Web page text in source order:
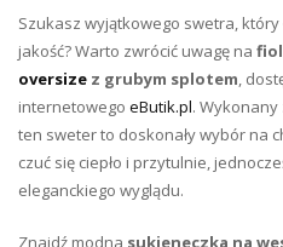
Szukasz wyjątkowego swetra,
jakość? Warto zwrócić uwagę na
oversize z grubym splotem ,
internetowego eButik.pl. Wykonany
ten sweter to doskonały wybór na
czuć się ciepło i przytulnie,
eleganckiego wyglądu.
Znajdź modna sukieneczka na